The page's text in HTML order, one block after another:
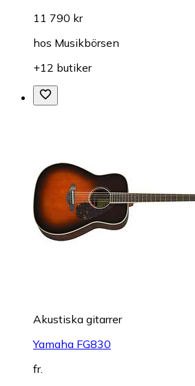
11 790 kr
hos Musikbörsen
+12 butiker
Akustiska gitarrer
Yamaha FG830
fr.